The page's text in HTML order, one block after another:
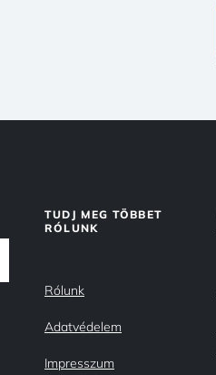
TUDJ MEG TÖBBET
RÓLUNK
Rólunk
Adatvédelem
Impresszum